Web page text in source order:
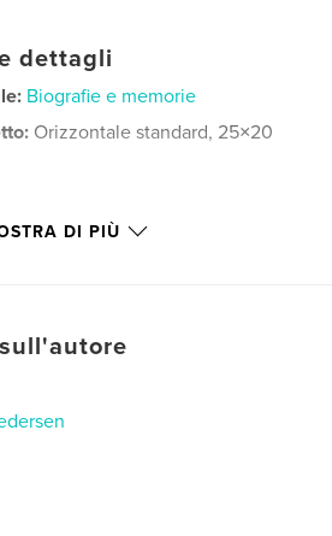
dettagli
Biografie e memorie
Orizzontale standard, 25×20
lug 19, 2008
DI PIÙ